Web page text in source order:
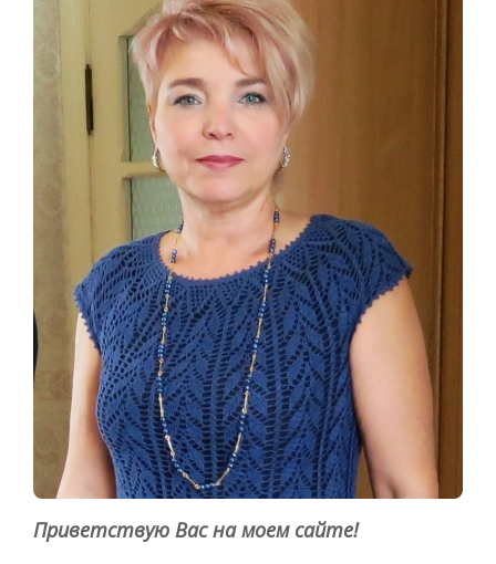
Приветствую Вас на моем сайте!